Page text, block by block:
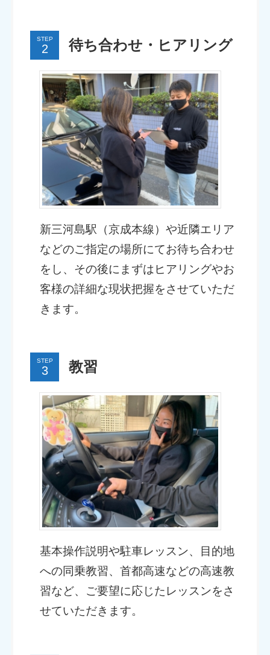
STEP 待ち合わせ・ヒアリング
新三河島駅（京成本線）や近隣エリア
などのご指定の場所にてお待ち合わせ
をし、その後にまずはヒアリングやお
客様の詳細な現状把握をさせていただ
きます。
STEP 教習
基本操作説明や駐車レッスン、目的地
への同乗教習、首都高速などの高速教
習など、ご要望に応じたレッスンをさ
せていただきます。